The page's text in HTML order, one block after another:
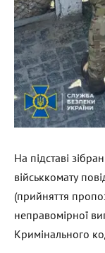
На підставі
військкомату
(прийняття
неправомірної
Кримінального